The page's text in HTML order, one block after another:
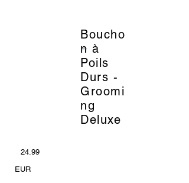
Boucho
n à
Poils
Durs -
Groomi
ng
Deluxe
_
24.99
EUR